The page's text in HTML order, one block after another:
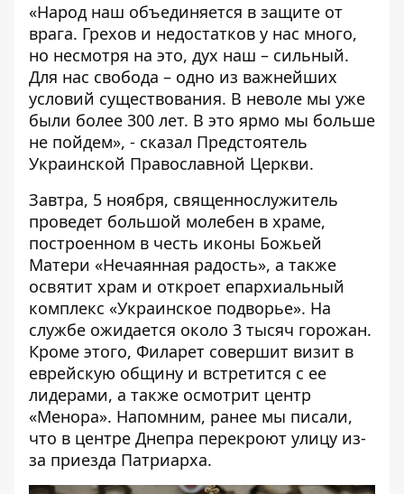
«Народ наш объединяется в защите от
врага. Грехов и недостатков у нас много,
но несмотря на это, дух наш – сильный.
Для нас свобода – одно из важнейших
условий существования. В неволе мы уже
были более 300 лет. В это ярмо мы больше
не пойдем», - сказал Предстоятель
Украинской Православной Церкви.
Завтра, 5 ноября, священнослужитель
проведет большой молебен в храме,
построенном в честь иконы Божьей
Матери «Нечаянная радость», а также
освятит храм и откроет епархиальный
комплекс «Украинское подворье». На
службе ожидается около 3 тысяч горожан.
Кроме этого, Филарет совершит визит в
еврейскую общину и встретится с ее
лидерами, а также осмотрит центр
«Менора». Напомним, ранее мы писали,
что в центре Днепра перекроют улицу из-
за приезда Патриарха.